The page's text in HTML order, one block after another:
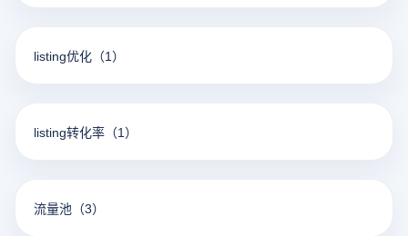
listing优化 （1）
listing转化率 （1）
流量池 （3）